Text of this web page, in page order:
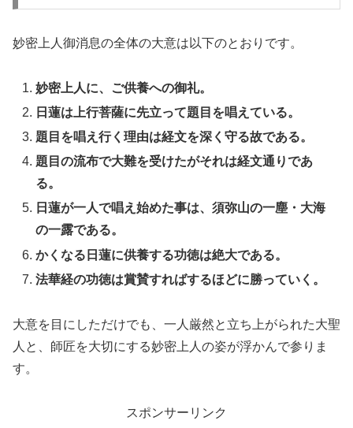
妙密上人御消息の全体の大意は以下のとおりです。
妙密上人に、ご供養への御礼。
日蓮は上行菩薩に先立って題目を唱えている。
題目を唱え行く理由は経文を深く守る故である。
題目の流布で大難を受けたがそれは経文通りであ
る。
日蓮が一人で唱え始めた事は、須弥山の一塵・大海
の一露である。
かくなる日蓮に供養する功徳は絶大である。
法華経の功徳は賞賛すればするほどに勝っていく。
大意を目にしただけでも、一人厳然と立ち上がられた大聖
人と、師匠を大切にする妙密上人の姿が浮かんで参りま
す。
スポンサーリンク